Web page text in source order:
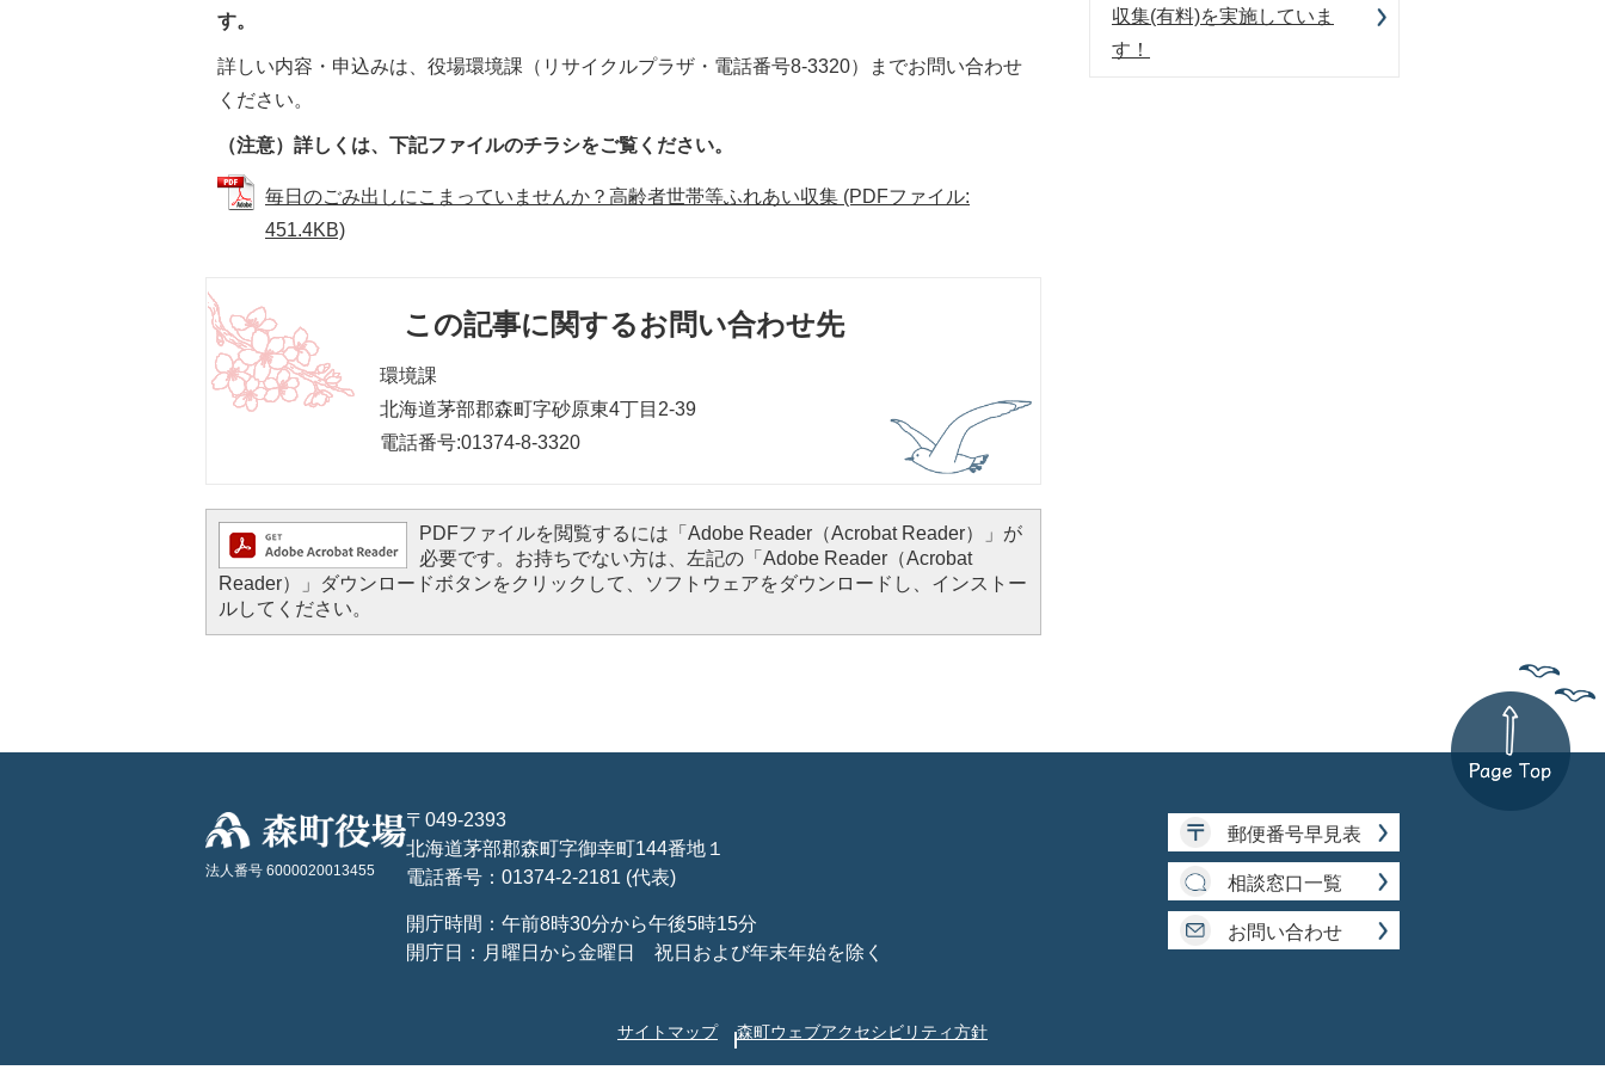
す。
詳しい内容・申込みは、役場環境課（リサイクルプラザ・電話番号8‐3320）までお問い合わせ
ください。
（注意）詳しくは、下記ファイルのチラシをご覧ください。
毎日のごみ出しにこまっていませんか？高齢者世帯等ふれあい収集 (PDFファイル:
451.4KB)
この記事に関するお問い合わせ先
環境課
北海道茅部郡森町字砂原東4丁目2-39
電話番号:01374-8-3320
PDFファイルを閲覧するには「Adobe Reader（Acrobat Reader）」が
必要です。お持ちでない方は、左記の「Adobe Reader（Acrobat
Reader）」ダウンロードボタンをクリックして、ソフトウェアをダウンロードし、インストー
ルしてください。
収集(有料)を実施していま
す！
法人番号 6000020013455
〒049-2393
北海道茅部郡森町字御幸町144番地１
電話番号：01374-2-2181 (代表)
開庁時間：午前8時30分から午後5時15分
開庁日：月曜日から金曜日
祝日および年末年始を除く
郵便番号早見表
相談窓口一覧
お問い合わせ
サイトマップ 森町ウェブアクセシビリティ方針